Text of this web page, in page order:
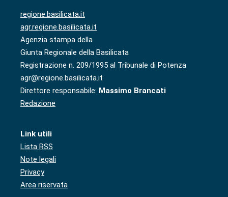
regione.basilicata.it
agr.regione.basilicata.it
Agenzia stampa della
Giunta Regionale della Basilicata
Registrazione n. 209/1995 al Tribunale di Potenza
agr@regione.basilicata.it
Direttore responsabile: Massimo Brancati
Redazione
Link utili
Lista RSS
Note legali
Privacy
Area riservata